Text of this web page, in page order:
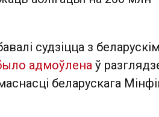
судзіцца з беларускім
адмоўлена ў
беларускага